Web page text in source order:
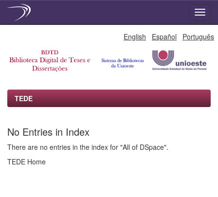
English Español Português
TEDE
No Entries in Index
There are no entries in the index for "All of DSpace".
TEDE Home